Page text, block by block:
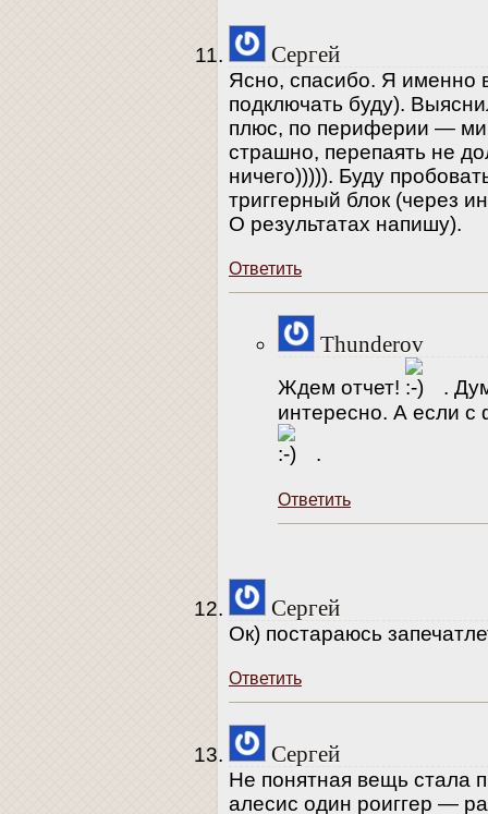
Сергей
Ясно, спасибо. Я именно
подключать буду).
плюс, по периферии —
страшно, перепаять не
ничего))))). Буду
триггерный блок (через
О результатах напишу).
Ответить
Thunderov
Ждем отчет!
.
интересно. А если
.
Ответить
Сергей
Ок) постараюсь
Ответить
Сергей
Не понятная вещь стала
алесис один роиггер —